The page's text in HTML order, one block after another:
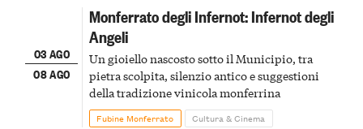
03 AGO
08 AGO
Monferrato degli Infernot: Infernot degli
Angeli
Un gioiello nascosto sotto il Municipio, tra
pietra scolpita, silenzio antico e suggestioni
della tradizione vinicola monferrina
Fubine Monferrato Cultura & Cinema